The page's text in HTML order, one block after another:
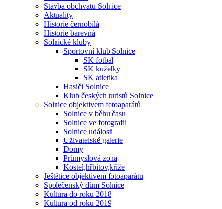
Stavba obchvatu Solnice
Aktuality
Historie černobílá
Historie barevná
Solnické kluby
Sportovní klub Solnice
SK fotbal
SK kuželky
SK atletika
Hasiči Solnice
Klub českých turistů Solnice
Solnice objektivem fotoaparátů
Solnice v běhu času
Solnice ve fotografii
Solnice události
Uživatelské galerie
Domy
Průmyslová zona
Kostel,hřbitov,kříže
Ještětice objektivem fotoaparátu
Společenský dům Solnice
Kultura do roku 2018
Kultura od roku 2019